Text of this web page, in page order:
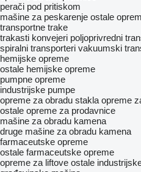
perači pod pritiskom
mašine za peskarenje ostale
transportne trake
trakasti konvejeri poljoprivredni
spiralni transporteri vakuumski
hemijske opreme
ostale hemijske opreme
pumpne opreme
industrijske pumpe
opreme za obradu stakla opreme
ostale opreme za prodavnice
mašine za obradu kamena
druge mašine za obradu kamena
farmaceutske opreme
ostale farmaceutske opreme
opreme za liftove ostale